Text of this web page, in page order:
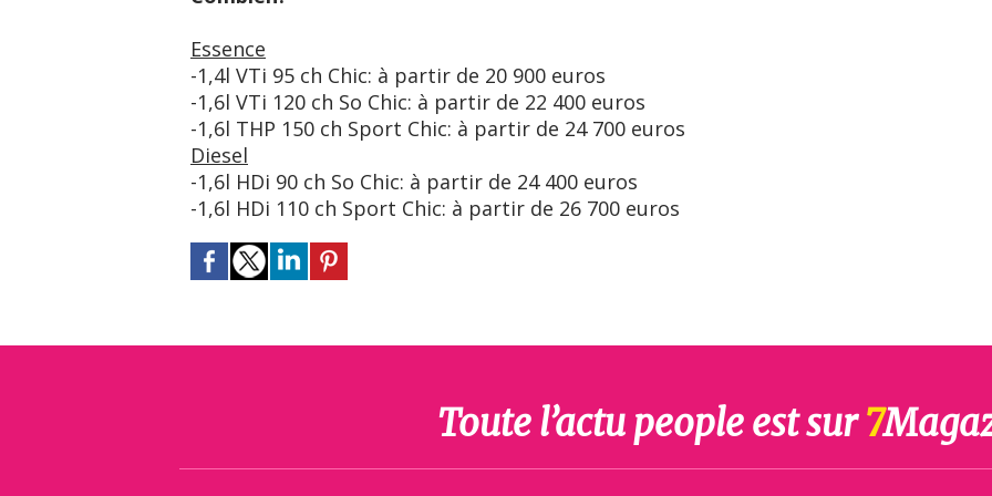
Essence
-1,4l VTi 95 ch Chic: à partir de 20 900 euros
-1,6l VTi 120 ch So Chic: à partir de 22 400 euros
-1,6l THP 150 ch Sport Chic: à partir de 24 700 euros
Diesel
-1,6l HDi 90 ch So Chic: à partir de 24 400 euros
-1,6l HDi 110 ch Sport Chic: à partir de 26 700 euros
Toute l’actu people est sur7